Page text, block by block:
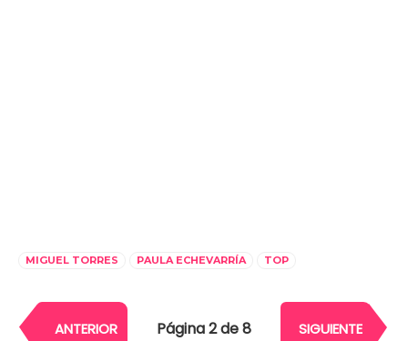
MIGUEL TORRES PAULA ECHEVARRÍA TOP
ANTERIOR Página 2 de 8 SIGUIENTE